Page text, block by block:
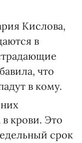
Кислова,
в
что
в кому.
крови. Это
срок